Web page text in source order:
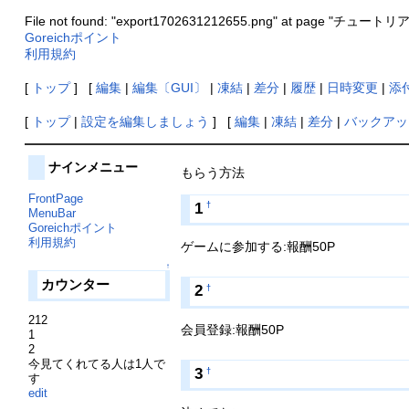
File not found: "export1702631212655.png" at page "チュートリ
Goreichポイント
利用規約
[ トップ] [ 編集| 編集〔GUI〕 | 凍結| 差分| 履歴| 日時変更 | 添
[ トップ| 設定を編集しましょう ] [ 編集| 凍結| 差分| バックア
もらう方法
1 †
ゲームに参加する:報酬50P
2 †
会員登録:報酬50P
3 †
ナインメニュー
FrontPage
MenuBar
Goreichポイント
利用規約
↑
カウンター
212
1
2
今見てくれてる人は1人で
す
edit